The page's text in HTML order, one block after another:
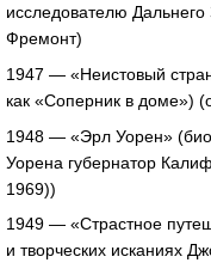
исследователю
Фремонт)
1947 — «Неистовый
как «Соперник в доме»)
1948 — «Эрл Уорен»
Уорена губернатор
1969))
1949 — «Страстное
и творческих исканиях